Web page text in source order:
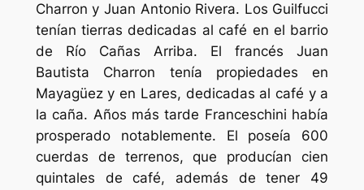
Charron y Juan Antonio Rivera. Los Guilfucci
tenían tierras dedicadas al café en el barrio
de Río Cañas Arriba. El francés Juan
Bautista Charron tenía propiedades en
Mayagüez y en Lares, dedicadas al café y a
la caña. Años más tarde Franceschini había
prosperado notablemente. El poseía 600
cuerdas de terrenos, que producían cien
quintales de café, además de tener 49